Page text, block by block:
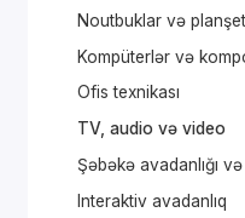
Noutbuklar və
Kompüterlər və
Ofis texnikası
TV, audio və video
Şəbəkə avadanlığı
Interaktiv avadanlıq